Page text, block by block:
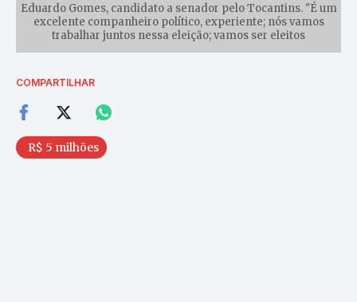
Eduardo Gomes, candidato a senador pelo Tocantins. "É um
excelente companheiro político, experiente; nós vamos
trabalhar juntos nessa eleição; vamos ser eleitos
COMPARTILHAR
R$ 5 milhões